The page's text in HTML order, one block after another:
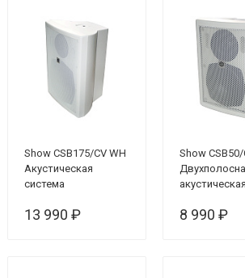
Show CSB175/CV WH
Акустическая
система
13 990 ₽
Show CSB50/
акустическая
8 990 ₽